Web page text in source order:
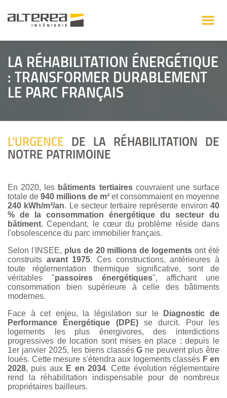
LA RÉHABILITATION ÉNERGÉTIQUE
: TRANSFORMER DURABLEMENT
LE PARC FRANÇAIS
L'URGENCE DE LA RÉHABILITATION DE
NOTRE PATRIMOINE
En 2020, les bâtiments tertiairescouvraient une surface
totale de 940 millions de m² et consommaient en moyenne
240 kWh/m²/an. Le secteur tertiaire représente environ40
% de la consommation énergétique du secteur du
bâtiment. Cependant, le cœur du problème réside dans
l'obsolescence du parc immobilier français.
Selon l'INSEE, plus de 20 millions de logements ont été
construits avant 1975. Ces constructions, antérieures à
toute réglementation thermique significative, sont de
véritables "passoires énergétiques", affichant une
consommation bien supérieure à celle des bâtiments
modernes.
Face à cet enjeu, la législation sur le
Diagnostic de
Performance Énergétique (DPE)se durcit. Pour les
logements les plus énergivores, des interdictions
progressives de location sont mises en place : depuis le
1er janvier 2025, les biens classésG ne peuvent plus être
loués. Cette mesure s'étendra aux logements classés F en
2028, puis aux E en 2034. Cette évolution réglementaire
rend la réhabilitation indispensable pour de nombreux
propriétaires bailleurs.